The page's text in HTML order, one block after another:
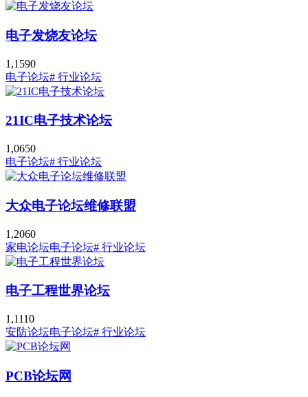
电子发烧友论坛
1,1590
电子论坛# 行业论坛
21IC电子技术论坛
1,0650
电子论坛# 行业论坛
大众电子论坛维修联盟
1,2060
家电论坛电子论坛# 行业论坛
电子工程世界论坛
1,1110
安防论坛电子论坛# 行业论坛
PCB论坛网